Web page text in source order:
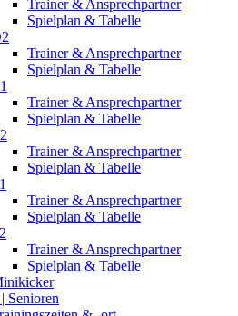
Trainer & Ansprechpartner
Spielplan & Tabelle
Trainer & Ansprechpartner
Spielplan & Tabelle
Trainer & Ansprechpartner
Spielplan & Tabelle
Trainer & Ansprechpartner
Spielplan & Tabelle
Trainer & Ansprechpartner
Spielplan & Tabelle
Trainer & Ansprechpartner
Spielplan & Tabelle
Senioren